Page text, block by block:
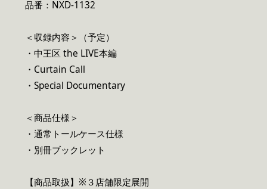
品番：NXD-1132
＜収録内容＞（予定）
・中王区 the LIVE本編
・Curtain Call
・Special Documentary
＜商品仕様＞
・通常トールケース仕様
・別冊ブックレット
【商品取扱】※３店舗限定展開